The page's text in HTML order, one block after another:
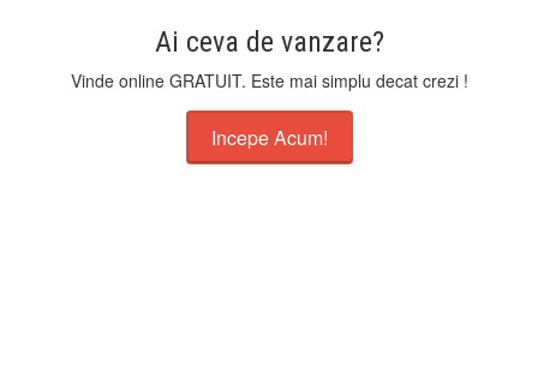
Ai ceva de vanzare?
Vinde online GRATUIT. Este mai simplu decat crezi !
Incepe Acum!